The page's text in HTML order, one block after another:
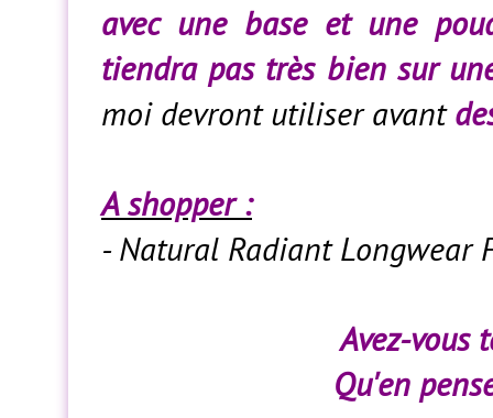
avec une base et une
tiendra pas très bien sur
moi devront utiliser avant
A shopper :
- Natural Radiant Longwear
Avez-vous
Qu'en